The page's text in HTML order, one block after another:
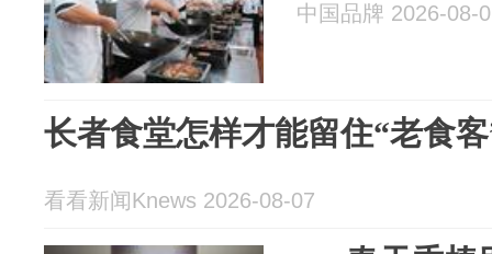
中国品牌 2026-08-
长者食堂怎样才能留住“老食
看看新闻Knews 2026-08-07